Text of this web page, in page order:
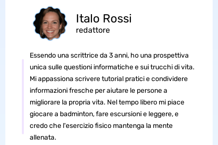
Italo Rossi
redattore
Essendo una scrittrice da 3 anni, ho una prospettiva
unica sulle questioni informatiche e sui trucchi di vita.
Mi appassiona scrivere tutorial pratici e condividere
informazioni fresche per aiutare le persone a
migliorare la propria vita. Nel tempo libero mi piace
giocare a badminton, fare escursioni e leggere, e
credo che l'esercizio fisico mantenga la mente
allenata.